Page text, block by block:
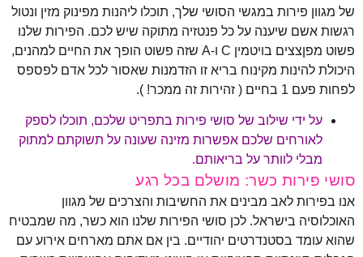
של מגוון פירות במגשי הסושי שלך, תוכלו ליהנות מפינוק מזין ונטול
רגשות אשם שיענה על כל פנטזיה מתוקה שיש לכם. הפירות שלנו
פשוט מפןצצים בויטמין C ו-A שזה פשוט הופך את החיים למהנים,
היכולת להינות מקינוח בריא זו הזדמנות שאסור לכל אדם לפספס
לפחות פעם 1 בחיים ( זהירות זה ממכר! ).
על ידי שילוב של סושי פירות בתפריט שלכם, תוכלו לספק
לאורחים שלכם אפשרות מזינה שעונה על תשוקתם למתוק
מבלי לוותר על בריאותם.
סושי פירות כשר: מושלם בכל רגע
אנו בפירות לאב מבינים את החשיבות והצרכים של מגוון
האוכלוסיה בישראל. לכן סושי הפירות שלנו הוא כשר, מה שמבטיח
שהוא עומד בסטנדרטים יהודיים. בין אם אתם מארחים אירוע עם